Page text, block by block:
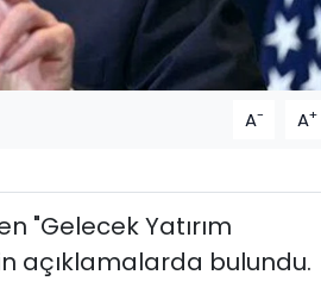
A- A+
"Gelecek Yatırım
açıklamalarda bulundu.